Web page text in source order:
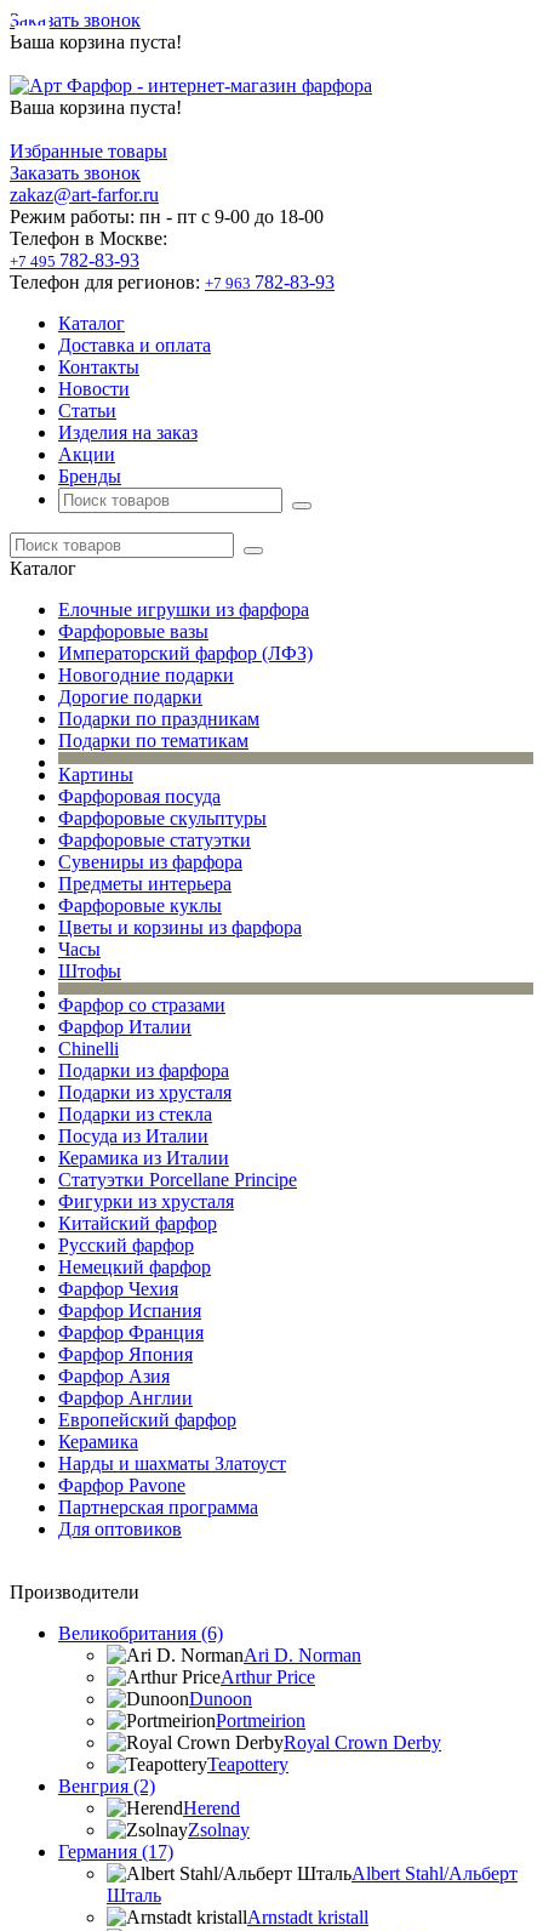
Заказать звонок
Ваша корзина пуста!
Ваша корзина пуста!
Избранные товары
Заказать звонок
zakaz@art-farfor.ru
Режим работы: пн - пт c 9-00 до 18-00
Телефон в Москве:
+7 495 782-83-93
Телефон для регионов: +7 963 782-83-93
Каталог
Доставка и оплата
Контакты
Новости
Статьи
Изделия на заказ
Акции
Бренды
Каталог
Елочные игрушки из фарфора
Фарфоровые вазы
Императорский фарфор (ЛФЗ)
Новогодние подарки
Дорогие подарки
Подарки по праздникам
Подарки по тематикам
Картины
Фарфоровая посуда
Фарфоровые скульптуры
Фарфоровые статуэтки
Сувениры из фарфора
Предметы интерьера
Фарфоровые куклы
Цветы и корзины из фарфора
Часы
Штофы
Фарфор со стразами
Фарфор Италии
Chinelli
Подарки из фарфора
Подарки из хрусталя
Подарки из стекла
Посуда из Италии
Керамика из Италии
Статуэтки Porcellane Principe
Фигурки из хрусталя
Китайский фарфор
Русский фарфор
Немецкий фарфор
Фарфор Чехия
Фарфор Испания
Фарфор Франция
Фарфор Япония
Фарфор Азия
Фарфор Англии
Европейский фарфор
Керамика
Нарды и шахматы Златоуст
Фарфор Pavone
Партнерская программа
Для оптовиков
Производители
Великобритания (6)
Ari D. Norman
Arthur Price
Dunoon
Portmeirion
Royal Crown Derby
Teapottery
Венгрия (2)
Herend
Zsolnay
Германия (17)
Albert Stahl/Альбеpт
Шталь
Arnstadt kristall